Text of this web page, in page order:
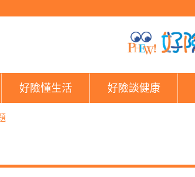
好險懂生活 好險談健康